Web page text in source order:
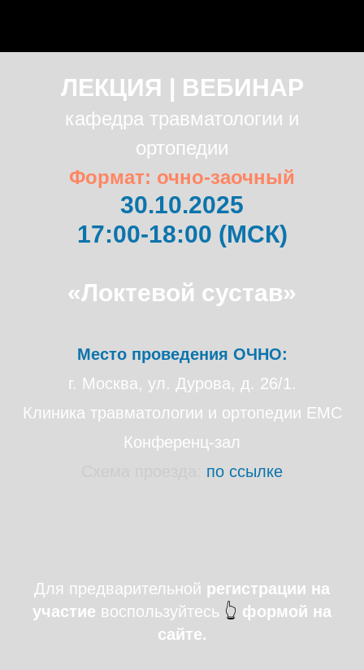
ЛЕКЦИЯ | ВЕБИНАР
кафедра травматологии и
ортопедии
Формат: очно-заочный
30.10.2025
17:00-18:00 (МСК)
«Локтевой сустав»
Место проведения ОЧНО:
г. Москва, ул. Дурова, д. 26/1.
Клиника травматологии и ортопедии EMC
Конференц-зал
по ссылке
Для предварительной регистрации на
участие воспользуйтесь 👆 формой на
сайте.